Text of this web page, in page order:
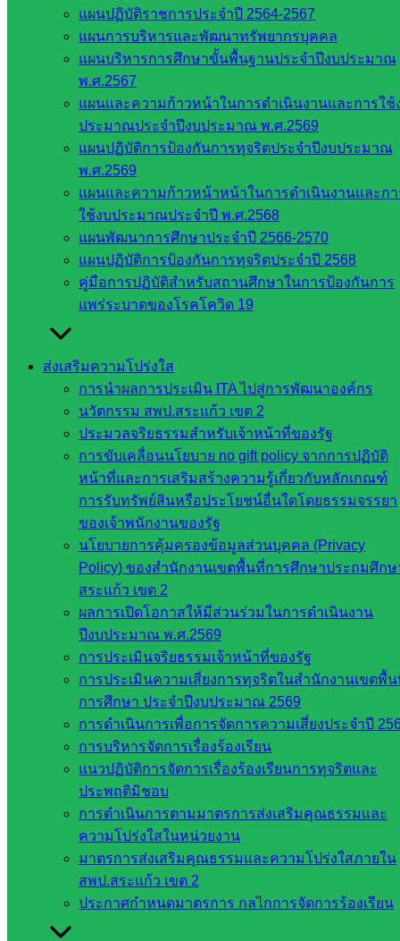
แผนปฏิบัติราชการประจำปี 2564-2567
แผนการบริหารและพัฒนาทรัพยากรบุคคล
แผนบริหารการศึกษาขั้นพื้นฐานประจำปีงบประมาณ
พ.ศ.2567
แผนและความก้าวหน้าในการดำเนินงานและการใช้
ประมาณประจำปีงบประมาณ พ.ศ.2569
แผนปฏิบัติการป้องกันการทุจริตประจำปีงบประมาณ
พ.ศ.2569
แผนและความก้าวหน้าหน้าในการดำเนินงานและก
ใช้งบประมาณประจำปี พ.ศ.2568
แผนพัฒนาการศึกษาประจำปี 2566-2570
แผนปฏิบัติการป้องกันการทุจริตประจำปี 2568
คู่มือการปฏิบัติสำหรับสถานศึกษาในการป้องกันการ
แพร่ระบาดของโรคโควิด 19
ส่งเสริมความโปร่งใส
การนำผลการประเมิน ITA ไปสู่การพัฒนาองค์กร
นวัตกรรม สพป.สระแก้ว เขต 2
ประมวลจริยธรรมสำหรับเจ้าหน้าที่ของรัฐ
การขับเคลื่อนนโยบาย no gift policy จากการปฏิบัติ
หน้าที่และการเสริมสร้างความรู้เกี่ยวกับหลักเกณฑ์
การรับทรัพย์สินหรือประโยชน์อื่นใดโดยธรรมจรรยา
ของเจ้าพนักงานของรัฐ
นโยบายการคุ้มครองข้อมูลส่วนบุคคล (Privacy
Policy) ของสำนักงานเขตพื้นที่การศึกษาประถมศึกษ
สระแก้ว เขต 2
ผลการเปิดโอกาสให้มีส่วนร่วมในการดำเนินงาน
ปีงบประมาณ พ.ศ.2569
การประเมินจริยธรรมเจ้าหน้าที่ของรัฐ
การประเมินความเสี่ยงการทุจริตในสำนักงานเขตพื้
การศึกษา ประจำปีงบประมาณ 2569
การดำเนินการเพื่อการจัดการความเสี่ยงประจำปี
การบริหารจัดการเรื่องร้องเรียน
แนวปฏิบัติการจัดการเรื่องร้องเรียนการทุจริตและ
ประพฤติมิชอบ
การดำเนินการตามมาตรการส่งเสริมคุณธรรมและ
ความโปร่งใสในหน่วยงาน
มาตรการส่งเสริมคุณธรรมและความโปร่งใสภายใน
สพป.สระแก้ว เขต 2
ประกาศกำหนดมาตรการ กลไกการจัดการร้องเรียน
Post Views: 291
ส่งเสริมการจัดการศึกษา
หน่วยงาน
ที่เกี่ยวข้อง
กระทรวง
ศึกษาธิการ
กระทรวง
การ
อุดมศึกษา
สำนักงาน
เลขาธิการ
สภาการ
สำนักงาน
กรรมการ
อาชีวศึกษา
สำนักงาน